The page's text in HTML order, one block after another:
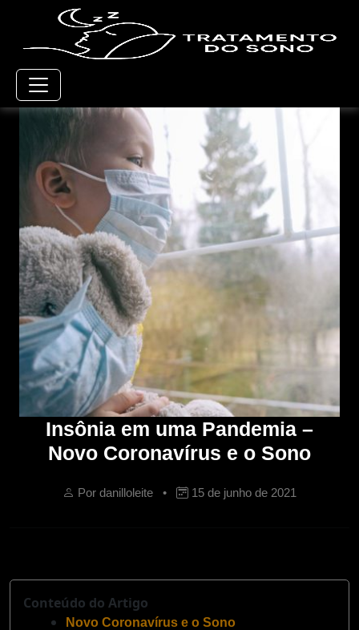
Insônia em uma Pandemia –
Novo Coronavírus e o Sono
Por danilloleite • 15 de junho de 2021
Conteúdo do Artigo
Novo Coronavírus e o Sono